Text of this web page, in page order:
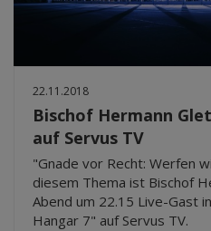
22.11.2018
Bischof Hermann
auf Servus TV
"Gnade vor Recht: Werfen
diesem Thema ist Bischof
Abend um 22.15 Live-Gast
Hangar 7" auf Servus TV.